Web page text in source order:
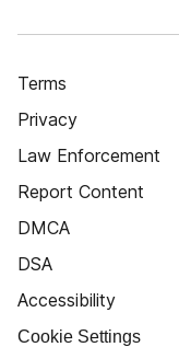
Terms
Privacy
Law Enforcement
Report Content
DMCA
DSA
Accessibility
Cookie Settings